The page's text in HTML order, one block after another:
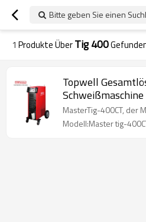
Bitte geben Sie einen
1 Produkte ÜberTig 400
Topwell
MasterTig-400CT, der
Modell:Master tig-